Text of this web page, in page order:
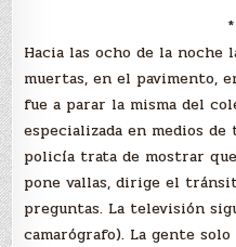
Hacia las ocho de la noche
muertas, en el pavimento,
fue a parar la misma del
especializada en medios
policía trata de mostrar
pone vallas, dirige el
preguntas. La televisión
camarógrafo). La gente